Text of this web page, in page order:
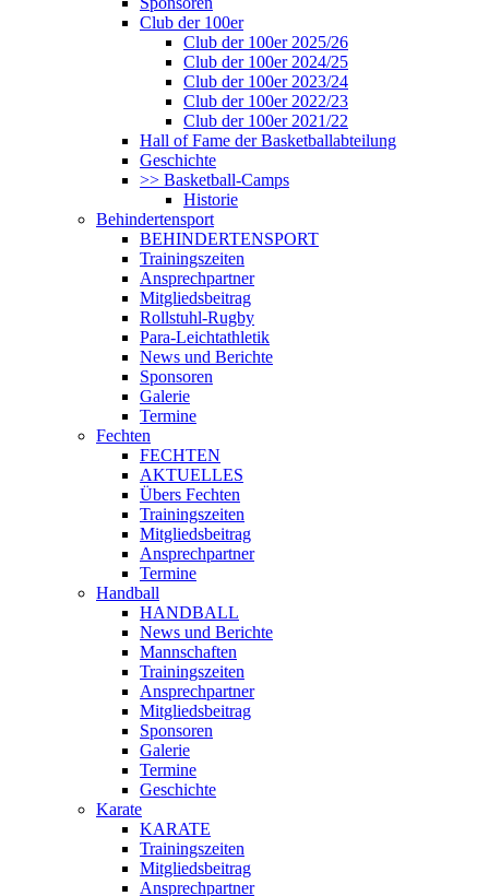
Club der 100er
Club der 100er 2025/26
Club der 100er 2024/25
Club der 100er 2023/24
Club der 100er 2022/23
Club der 100er 2021/22
Hall of Fame der Basketballabteilung
Geschichte
>> Basketball-Camps
Historie
Behindertensport
BEHINDERTENSPORT
Trainingszeiten
Ansprechpartner
Mitgliedsbeitrag
Rollstuhl-Rugby
Para-Leichtathletik
News und Berichte
Sponsoren
Galerie
Termine
Fechten
FECHTEN
AKTUELLES
Übers Fechten
Trainingszeiten
Mitgliedsbeitrag
Ansprechpartner
Termine
Handball
HANDBALL
News und Berichte
Mannschaften
Trainingszeiten
Ansprechpartner
Mitgliedsbeitrag
Sponsoren
Galerie
Termine
Geschichte
Karate
KARATE
Trainingszeiten
Mitgliedsbeitrag
Ansprechpartner